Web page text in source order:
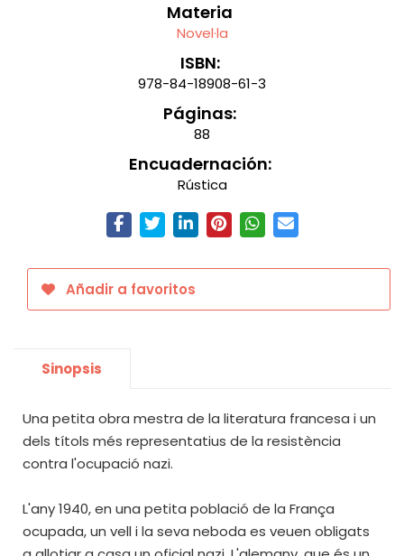
Materia
Novel·la
ISBN:
978-84-18908-61-3
Páginas:
88
Encuadernación:
Rústica
Añadir a favoritos
Sinopsis
Una petita obra mestra de la literatura francesa i un
dels títols més representatius de la resistència
contra l'ocupació nazi.
L'any 1940, en una petita població de la França
ocupada, un vell i la seva neboda es veuen obligats